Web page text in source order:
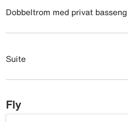
Dobbeltrom med privat basseng
Suite
Fly